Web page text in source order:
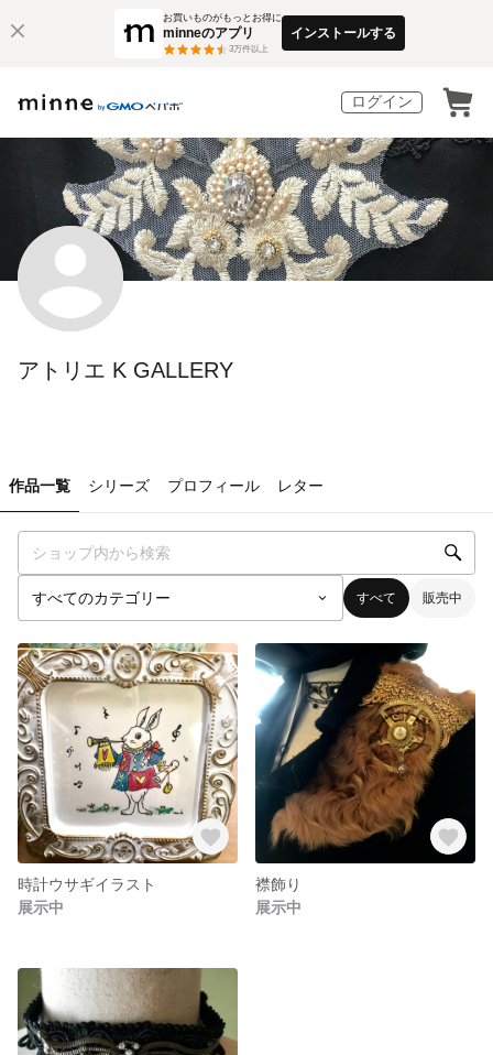
お買いものがもっとお得に
minneのアプリ
3万件以上
インストールする
ログイン
アトリエ K GALLERY
作品一覧 シリーズ プロフィール レター
すべて 販売中
時計ウサギイラスト
展示中
襟飾り
展示中